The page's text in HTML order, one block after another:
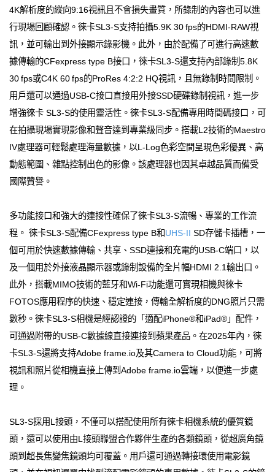
4K解析度的縱向9:16視訊且不會損失畫質，所錄制的內容也可以進
行現場回顧確認。徠卡SL3-S支持拍攝5.9K 30 fps的HDMI-RAW視
訊，並可輸出到外接顯示錄影機。此外，由於配備了可進行高速數
據傳輸的CFexpress type B接口，徠卡SL3-S還支持內部錄制5.8K
30 fps或C4K 60 fps的ProRes 4:2:2 HQ視訊，且無錄制時間限制。
用戶還可以通過USB-C接口直接用外接SSD硬碟錄制視訊，進一步
增強徠卡 SL3-S的使用靈活性。徠卡SL3-S配備專用時間碼接口，可
在拍攝現場實現影像和聲音達到專業級同步。搭載L2技術的Maestro
IV處理器可輕鬆處理海量數據，以L-Log色彩空間呈現色彩優異、高
動態範圍、雜點控制出色的影像。該處理器也因其卓越品質而備受
國際贊譽。
多功能接口和強大的連接性確保了徠卡SL3-S流暢、專業的工作流
程。 徠卡SL3-S配備CFexpress type B和UHS-II SD存儲卡插槽，一
個可用於快速數據傳輸、共享、SSD連接和充電的USB-C端口，以
及一個用於外接液晶顯示器或錄制設備的全片幅HDMI 2.1輸出口。
此外，搭載MIMO技術的藍牙和Wi-Fi功能還可實現相機與徠卡
FOTOS應用程序的快速、穩定連接，傳輸全解析度的DNG照片只需
數秒。徠卡SL3-S相機是經認證的「適配iPhone®和iPad®」配件，
可通過附帶的USB-C數據線直接連接到蘋果產品。在2025年內，徠
卡SL3-S還將支持Adobe frame.io及其Camera to Cloud功能，可將
視訊和照片從相機直接上傳到Adobe frame.io雲端，以便進一步處
理。
SL3-S採用L接頭，不僅可以搭配使用所有徠卡相機系統的優質鏡
頭，還可以使用由L接頭聯盟合作夥伴生產的各類鏡頭，從超廣角鏡
頭到超長焦變焦鏡頭均可覆蓋。用戶還可通過轉接環使用電影鏡